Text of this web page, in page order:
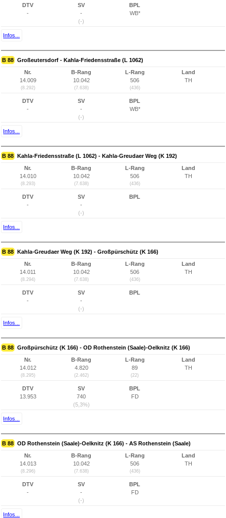
DTV
-
SV
-
(-)
BPL
WB*
Infos...
B 88 Großeutersdorf - Kahla-Friedensstraße (L 1062)
Nr.
14.009
(8.292)
B-Rang
10.042
(7.638)
L-Rang
506
(436)
Land
TH
DTV
-
SV
-
(-)
BPL
WB*
Infos...
B 88 Kahla-Friedensstraße (L 1062) - Kahla-Greudaer Weg (K 192)
Nr.
14.010
(8.293)
B-Rang
10.042
(7.638)
L-Rang
506
(436)
Land
TH
DTV
-
SV
-
(-)
BPL
Infos...
B 88 Kahla-Greudaer Weg (K 192) - Großpürschütz (K 166)
Nr.
14.011
(8.294)
B-Rang
10.042
(7.638)
L-Rang
506
(436)
Land
TH
DTV
-
SV
-
(-)
BPL
Infos...
B 88 Großpürschütz (K 166) - OD Rothenstein (Saale)-Oelknitz (K 166)
Nr.
14.012
(8.295)
B-Rang
4.820
(2.462)
L-Rang
89
(22)
Land
TH
DTV
13.953
SV
740
(5,3%)
BPL
FD
Infos...
B 88 OD Rothenstein (Saale)-Oelknitz (K 166) - AS Rothenstein (Saale)
Nr.
14.013
(8.296)
B-Rang
10.042
(7.638)
L-Rang
506
(436)
Land
TH
DTV
-
SV
-
(-)
BPL
FD
Infos...